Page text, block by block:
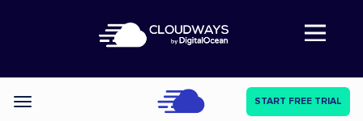
Abre a navegação
Categories START FREE TRIAL